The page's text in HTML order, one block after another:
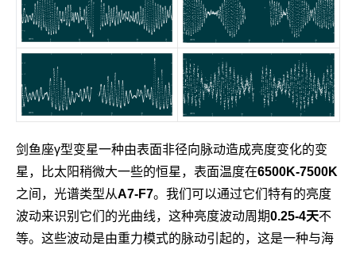
剑鱼座γ型变星一种由表面非径向脉动造成亮度变化的变
星，比太阳稍微大一些的恒星，表面温度在6500K-7500K
之间，光谱类型从A7-F7。 我们可以通过它们特有的亮度
波动来识别它们的光曲线，这种亮度波动周期0.25-4天不
等。这些波动是由重力模式的脉动引起的，这是一种与海